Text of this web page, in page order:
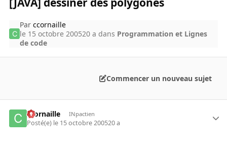
Parccornaille
le 15 octobre 200520 a dans Programmation et Lignes
de code
Commencer un nouveau sujet
ccornaille INpactien
Posté(e) le 15 octobre 200520 a